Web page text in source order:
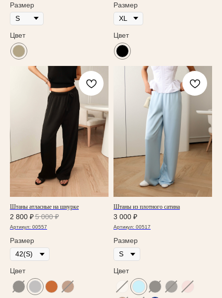
Размер
Цвет
Размер
Цвет
Штаны атласные на шнурке
2 800 ₽5 000 ₽
Артикул: 00557
Размер
Цвет
Штаны из плотного сатина
3 000 ₽
Артикул: 00517
Размер
Цвет